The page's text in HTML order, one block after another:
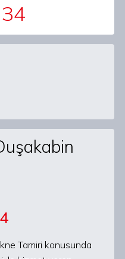
Tamiri konusunda